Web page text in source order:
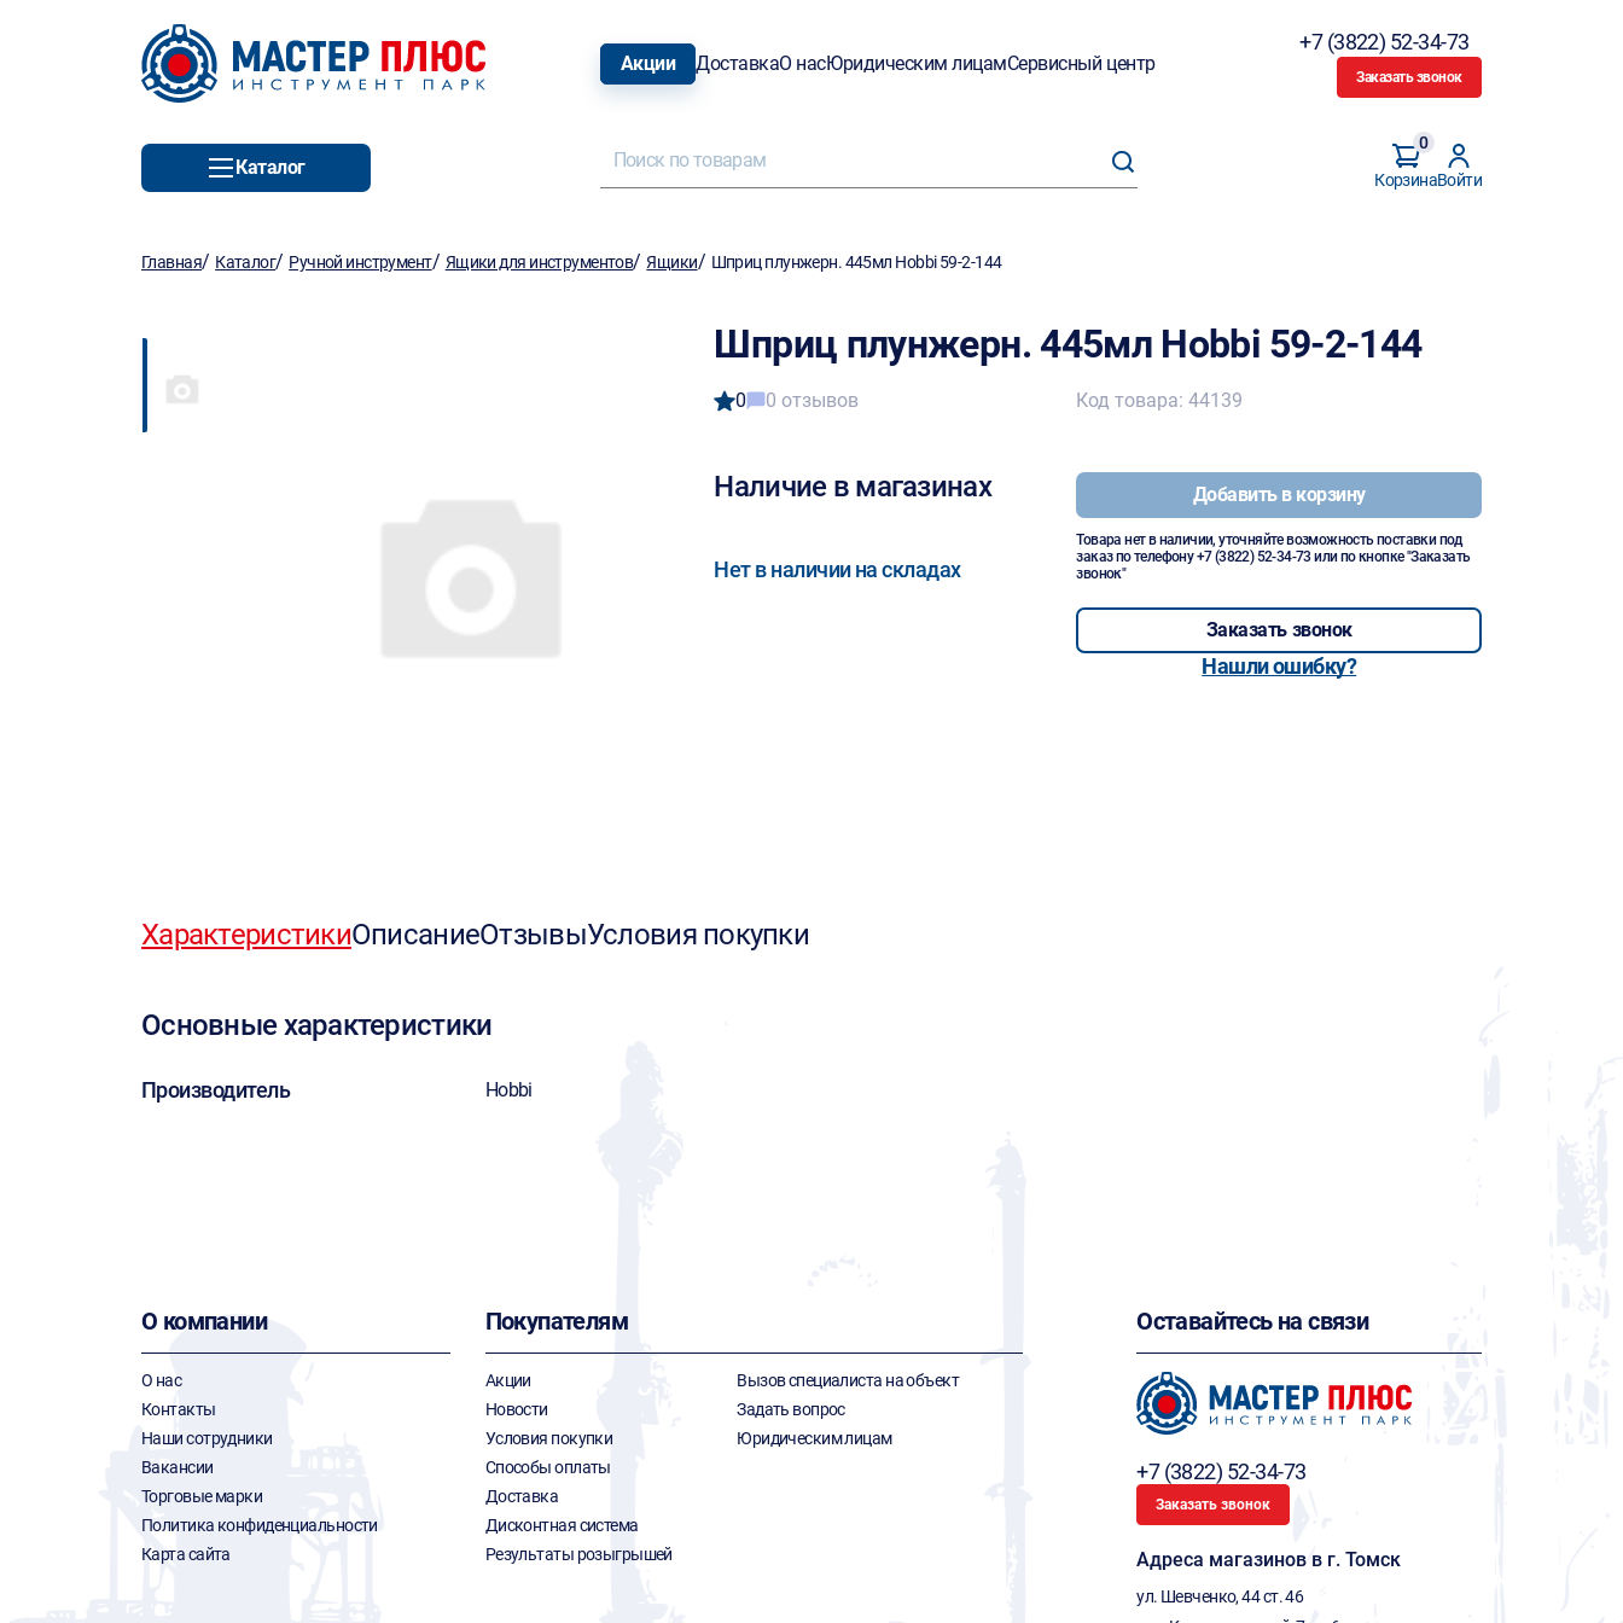
Акции ДоставкаО насЮридическим лицамСервисный центр
+7 (3822) 52-34-73
Заказать звонок
Каталог
Корзина
0
Войти
Главная/ Каталог/ Ручной инструмент/ Ящики для инструментов/Ящики/ Шприц плунжерн. 445мл Hobbi 59-2-144
Шприц плунжерн. 445мл Hobbi 59-2-144
0 0 отзывов
Наличие в магазинах
Нет в наличии на складах
Код товара: 44139
Добавить в корзину
Товара нет в наличии, уточняйте возможность поставки под
заказ по телефону+7 (3822) 52-34-73 или по кнопке "Заказать
звонок"
Заказать звонок
Нашли ошибку?
ХарактеристикиОписаниеОтзывыУсловия покупки
Основные характеристики
Производитель Hobbi
О компании
О нас
Контакты
Наши сотрудники
Вакансии
Торговые марки
Политика конфиденциальности
Карта сайта
Покупателям
Акции
Новости
Условия покупки
Способы оплаты
Доставка
Дисконтная система
Результаты розыгрышей
Вызов специалиста на объект
Задать вопрос
Юридическим лицам
Оставайтесь на связи
+7 (3822) 52-34-73
Заказать звонок
Адреса магазинов в г. Томск
ул. Шевченко, 44 ст. 46